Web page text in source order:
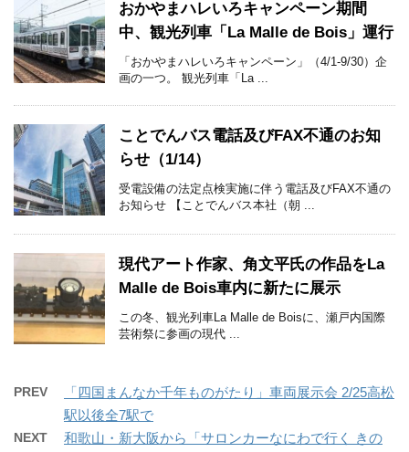
おかやまハレいろキャンペーン期間
中、観光列車「La Malle de Bois」運行
「おかやまハレいろキャンペーン」（4/1-9/30）企
画の一つ。 観光列車「La ...
ことでんバス電話及びFAX不通のお知
らせ（1/14）
受電設備の法定点検実施に伴う電話及びFAX不通の
お知らせ 【ことでんバス本社（朝 ...
現代アート作家、角文平氏の作品をLa
Malle de Bois車内に新たに展示
この冬、観光列車La Malle de Boisに、瀬戸内国際
芸術祭に参画の現代 ...
PREV
「四国まんなか千年ものがたり」車両展示会 2/25高松
駅以後全7駅で
NEXT
和歌山・新大阪から「サロンカーなにわで行く きの